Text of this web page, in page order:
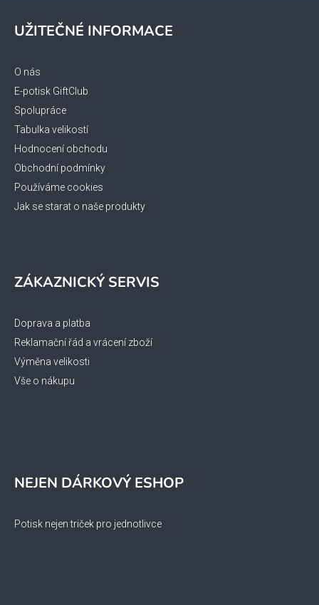
UŽITEČNÉ INFORMACE
O nás
E-potisk GiftClub
Spolupráce
Tabulka velikostí
Hodnocení obchodu
Obchodní podmínky
Používáme cookies
Jak se starat o naše produkty
ZÁKAZNICKÝ SERVIS
Doprava a platba
Reklamační řád a vrácení zboží
Výměna velikosti
Vše o nákupu
NEJEN DÁRKOVÝ ESHOP
Potisk nejen triček pro jednotlivce